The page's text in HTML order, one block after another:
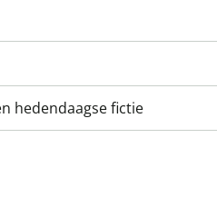
hedendaagse fictie